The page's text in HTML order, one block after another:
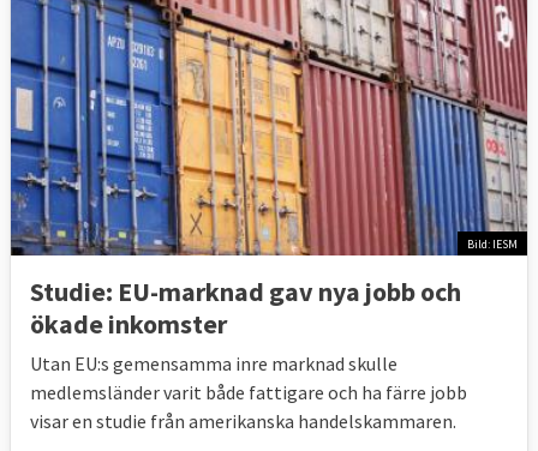
Bild: IESM
Studie: EU-marknad gav nya jobb och
ökade inkomster
Utan EU:s gemensamma inre marknad skulle
medlemsländer varit både fattigare och ha färre jobb
visar en studie från amerikanska handelskammaren.